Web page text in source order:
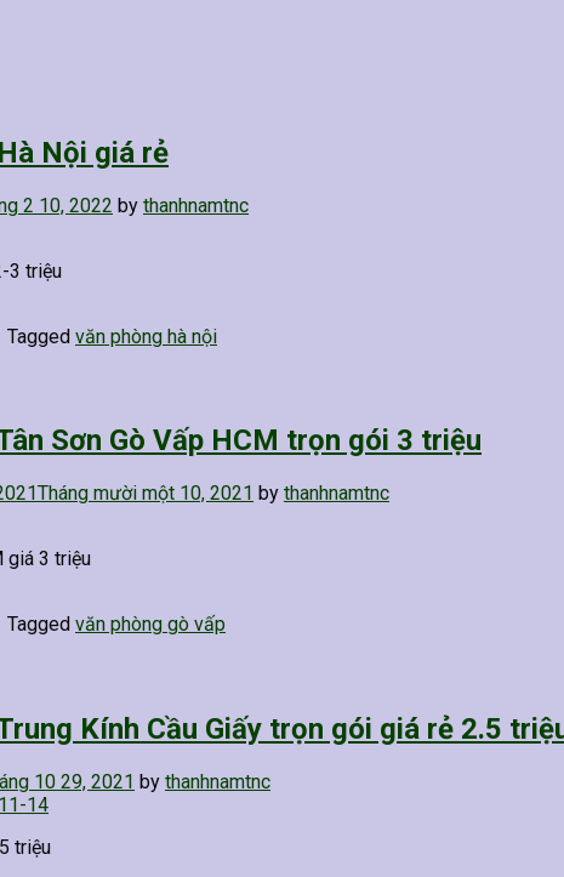
Nội giá rẻ
2 10, 2022 by thanhnamtnc
3 triệu
Tagged văn phòng hà nội
Sơn Gò Vấp HCM trọn gói 3 triệu
Tháng mười một 10, 2021 by thanhnamtnc
giá 3 triệu
Tagged văn phòng gò vấp
Kính Cầu Giấy trọn gói giá rẻ 2.5
10 29, 2021 by thanhnamtnc
triệu